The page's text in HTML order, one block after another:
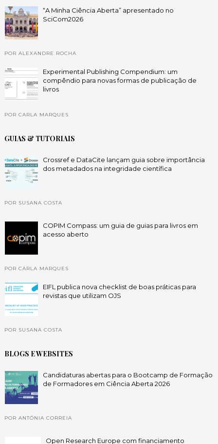
“A Minha Ciência Aberta” apresentado no
SciCom2026
POR ALEXANDRE ROCHA
Experimental Publishing Compendium: um
compêndio para novas formas de publicação de
livros
POR CARLA MARQUES
GUIAS & TUTORIAIS
Crossref e DataCite lançam guia sobre importância
dos metadados na integridade científica
POR SUSANA COSTA
COPIM Compass: um guia de guias para livros em
acesso aberto
POR CARLA MARQUES
EIFL publica nova checklist de boas práticas para
revistas que utilizam OJS
POR SUSANA COSTA
BLOGS E WEBSITES
Candidaturas abertas para o Bootcamp de Formação
de Formadores em Ciência Aberta 2026
POR ANTÓNIA CORREIA
Open Research Europe com financiamento